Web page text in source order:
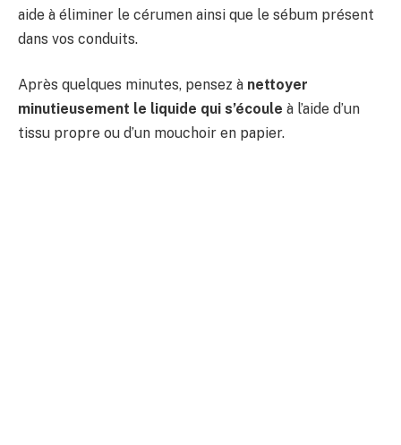
aide à éliminer le cérumen ainsi que le sébum présent
dans vos conduits.
Après quelques minutes, pensez à nettoyer
minutieusement le liquide qui s’écoule à l’aide d’un
tissu propre ou d’un mouchoir en papier.